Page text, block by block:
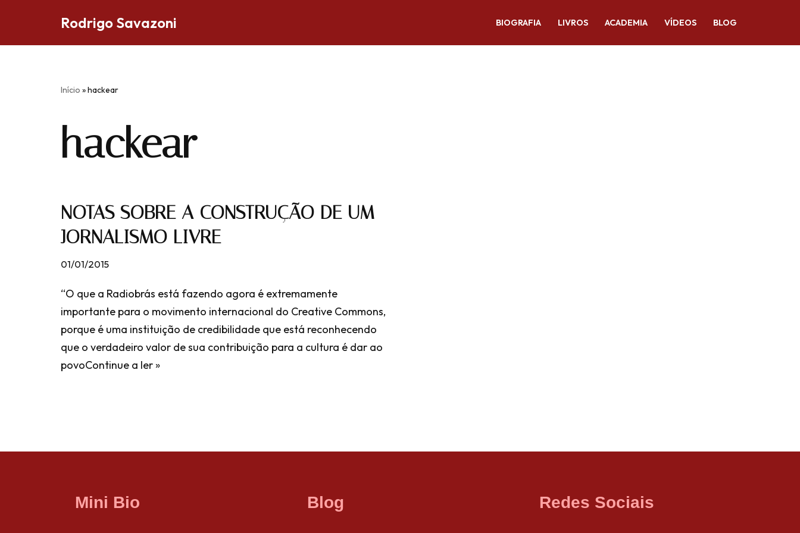
Rodrigo Savazoni BIOGRAFIA LIVROS ACADEMIA VÍDEOS BLOG
Início »hackear
hackear
NOTAS SOBRE A CONSTRUÇÃO DE UM
JORNALISMO LIVRE
01/01/2015
“O que a Radiobrás está fazendo agora é extremamente
importante para o movimento internacional do Creative Commons,
porque é uma instituição de credibilidade que está reconhecendo
que o verdadeiro valor de sua contribuição para a cultura é dar ao
povoContinue a ler »
Mini Bio Blog Redes Sociais